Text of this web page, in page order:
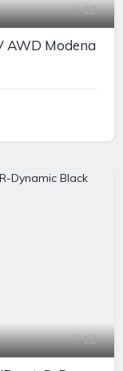
12
AWD Modena
12